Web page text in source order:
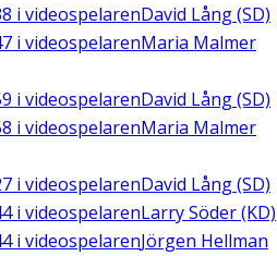
i videospelarenDavid Lång (SD)
i videospelarenMaria Malmer
i videospelarenDavid Lång (SD)
i videospelarenMaria Malmer
i videospelarenDavid Lång (SD)
i videospelarenLarry Söder (KD)
i videospelarenJörgen Hellman